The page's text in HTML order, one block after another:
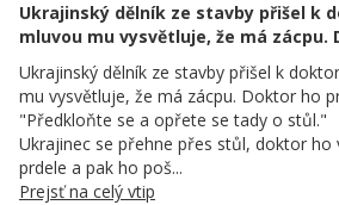
Ukrajinský dělník ze stavby přišel k
mluvou mu vysvětluje, že má zácpu.
Ukrajinský dělník ze stavby přišel k
mu vysvětluje, že má zácpu. Doktor ho
"Předkloňte se a opřete se tady o stůl."
Ukrajinec se přehne přes stůl, doktor ho
prdele a pak ho poš...
Prejsť na celý vtip